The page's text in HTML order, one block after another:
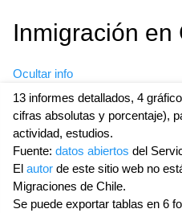
Inmigración en
Ocultar info
13 informes detallados, 4
cifras absolutas y porcentaje),
actividad, estudios.
Fuente: datos abiertos del
El autor de este sitio web no
Migraciones de Chile.
Se puede exportar tablas en 6